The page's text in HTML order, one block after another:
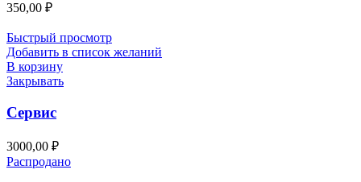
350,00 ₽
Быстрый просмотр
Добавить в список желаний
В корзину
Закрывать
Сервис
3000,00 ₽
Распродано